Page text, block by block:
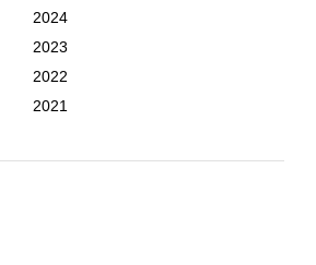
2024
2023
2022
2021